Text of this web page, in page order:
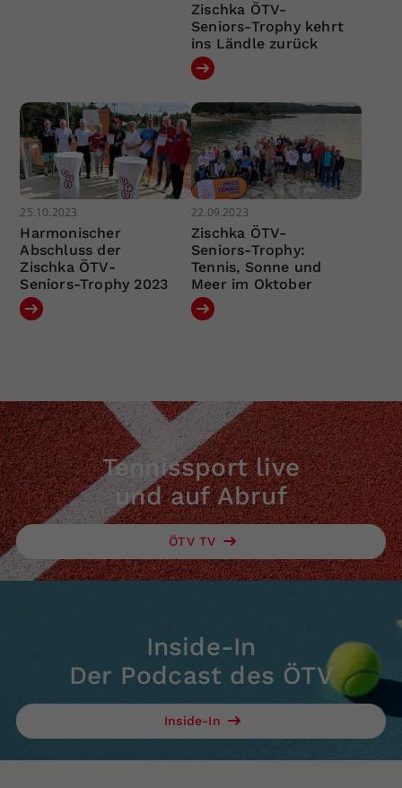
Zischka ÖTV-
Seniors-Trophy kehrt
ins Ländle zurück
25.10.2023
Harmonischer
Abschluss der
Zischka ÖTV-
Seniors-Trophy 2023
22.09.2023
Zischka ÖTV-
Seniors-Trophy:
Tennis, Sonne und
Meer im Oktober
Tennissport live
und auf Abruf
ÖTV TV
Inside-In
Der Podcast des ÖTV
Inside-In